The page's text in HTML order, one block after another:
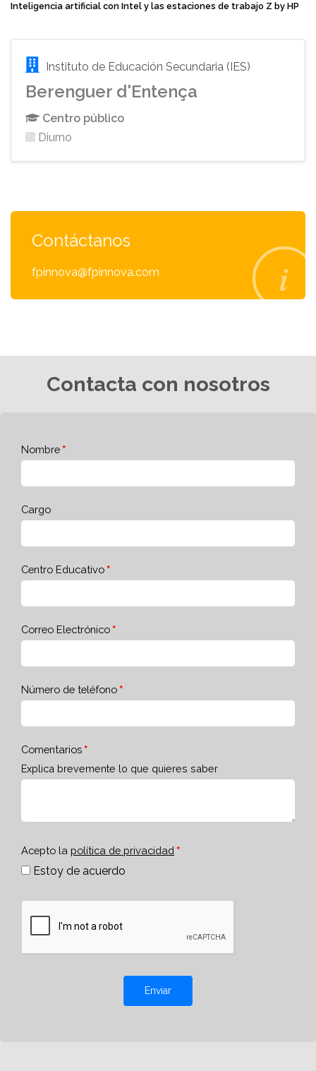
Inteligencia artificial con Intel y las estaciones de trabajo Z by HP
Instituto de Educación Secundaria (IES)
Berenguer d'Entença
Centro público
Diurno
Contáctanos
fpinnova@fpinnova.com
Contacta con nosotros
Nombre
Cargo
Centro Educativo
Correo Electrónico
Número de teléfono
Comentarios
Explica brevemente lo que quieres saber
Acepto la política de privacidad
Estoy de acuerdo
Enviar